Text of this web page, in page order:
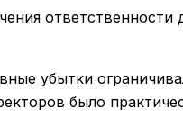
убытки
было